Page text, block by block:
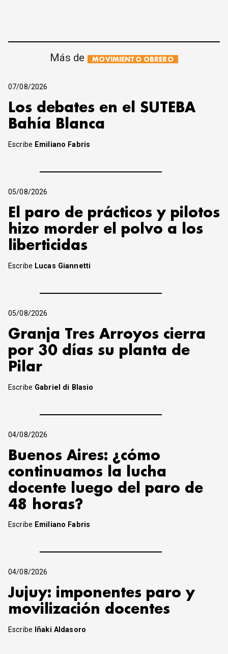
Más de MOVIMIENTO OBRERO
07/08/2026
Los debates en el SUTEBA
Bahía Blanca
Escribe Emiliano Fabris
05/08/2026
El paro de prácticos y pilotos
hizo morder el polvo a los
liberticidas
Escribe Lucas Giannetti
05/08/2026
Granja Tres Arroyos cierra
por 30 días su planta de
Pilar
Escribe Gabriel di Blasio
04/08/2026
Buenos Aires: ¿cómo
continuamos la lucha
docente luego del paro de
48 horas?
Escribe Emiliano Fabris
04/08/2026
Jujuy: imponentes paro y
movilización docentes
Escribe Iñaki Aldasoro